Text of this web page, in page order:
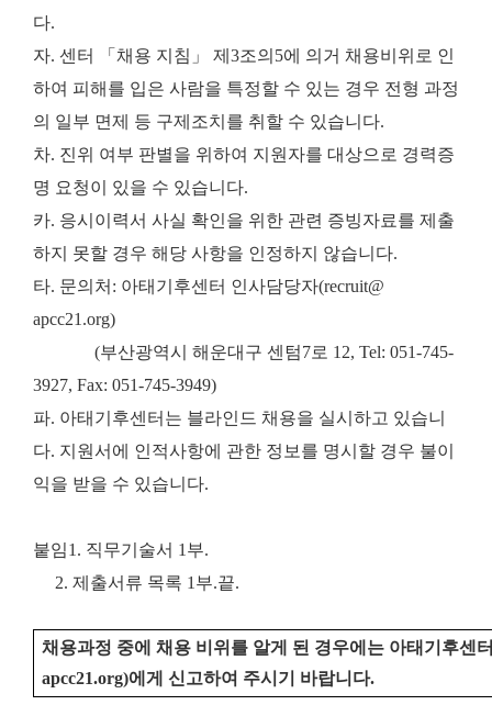
다.
자. 센터 「채용 지침」 제3조의5에 의거 채용비위로 인
하여 피해를 입은 사람을 특정할 수 있는 경우 전형 과정
의 일부 면제 등 구제조치를 취할 수 있습니다.
차. 진위 여부 판별을 위하여 지원자를 대상으로 경력증
명 요청이 있을 수 있습니다.
카. 응시이력서 사실 확인을 위한 관련 증빙자료를 제출
하지 못할 경우 해당 사항을 인정하지 않습니다.
타. 문의처: 아태기후센터 인사담당자(recruit@
apcc21.org)
(부산광역시 해운대구 센텀7로 12, Tel: 051-745-
3927, Fax: 051-745-3949)
파. 아태기후센터는 블라인드 채용을 실시하고 있습니
다. 지원서에 인적사항에 관한 정보를 명시할 경우 불이
익을 받을 수 있습니다.
붙임1. 직무기술서 1부.
2. 제출서류 목록 1부.끝.
채용과정 중에 채용 비위를 알게 된 경우에는 아태기후센
apcc21.org)에게 신고하여 주시기 바랍니다.